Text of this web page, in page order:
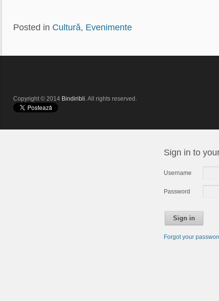
Posted in Cultură, Evenimente
Copyright © 2014 Bindiribli. All rights reserved.
Sign in to
Username
Password
Sign in
Forgot your